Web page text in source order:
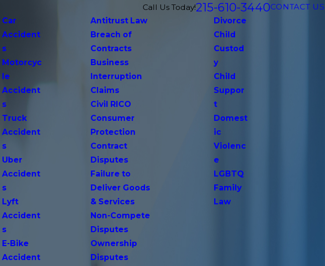
Call Us Today!215-610-3440CONTACT US
Car
Accident
s
Motorcyc
le
Accident
s
Truck
Accident
s
Uber
Accident
s
Lyft
Accident
s
E-Bike
Accident
Antitrust Law
Breach of
Contracts
Business
Interruption
Claims
Civil RICO
Consumer
Protection
Contract
Disputes
Failure to
Deliver Goods
& Services
Non-Compete
Disputes
Ownership
Disputes
Divorce
Child
Custod
y
Child
Suppor
t
Domest
ic
Violenc
e
LGBTQ
Family
Law